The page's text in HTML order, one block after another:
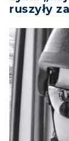
ruszyły